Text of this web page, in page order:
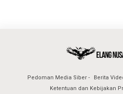
Pedoman Media Siber Berita
Ketentuan dan Kebijakan